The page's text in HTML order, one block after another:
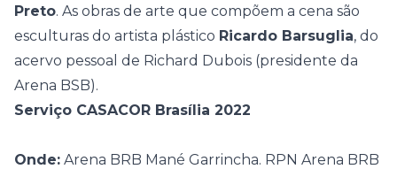
Preto. As obras de arte que compõem a cena são
esculturas do artista plástico Ricardo Barsuglia, do
acervo pessoal de Richard Dubois (presidente da
Arena BSB).
Serviço CASACOR Brasília 2022
Onde: Arena BRB Mané Garrincha. RPN Arena BRB